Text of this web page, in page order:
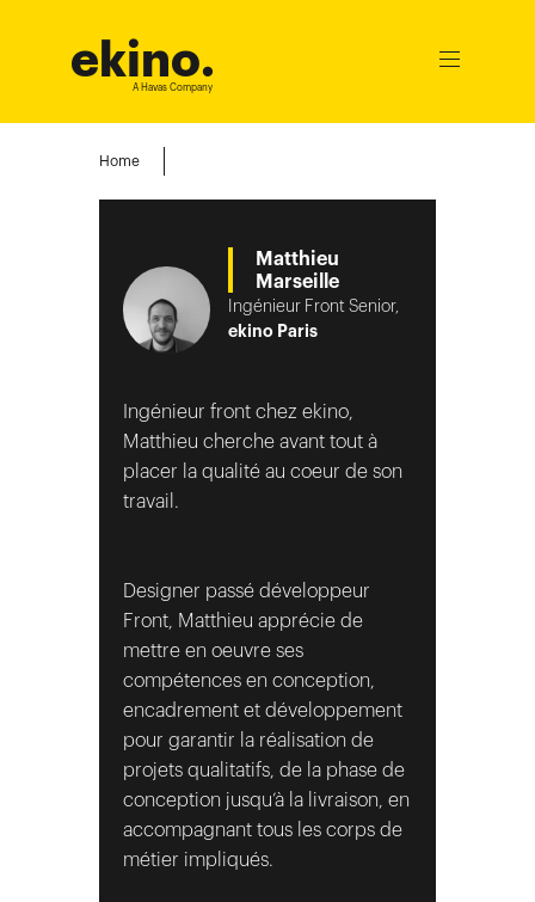
ekino.
A Havas Company
Ouvrir
Home
Matthieu
Marseille
Ingénieur Front Senior,
ekino Paris
Ingénieur front chez ekino,
Matthieu cherche avant tout à
placer la qualité au coeur de son
travail.
Designer passé développeur
Front, Matthieu apprécie de
mettre en oeuvre ses
compétences en conception,
encadrement et développement
pour garantir la réalisation de
projets qualitatifs, de la phase de
conception jusqu’à la livraison, en
accompagnant tous les corps de
métier impliqués.